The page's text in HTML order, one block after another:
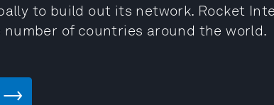
to build out its network. Rocket
of countries around the world.